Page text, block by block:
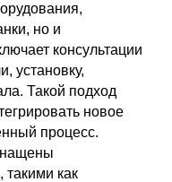
но и
консультации
установку,
Такой подход
новое
процесс.
как